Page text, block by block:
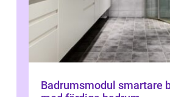
Badrumsmodul smartare byggande